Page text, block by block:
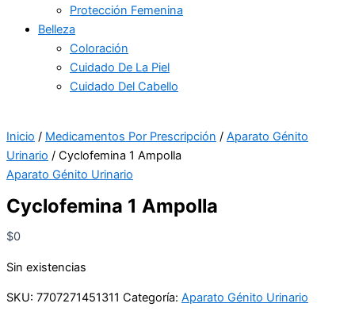
Protección Femenina
Belleza
Coloración
Cuidado De La Piel
Cuidado Del Cabello
Inicio / Medicamentos Por Prescripción / Aparato Génito
Urinario / Cyclofemina 1 Ampolla
Aparato Génito Urinario
Cyclofemina 1 Ampolla
$0
Sin existencias
SKU: 7707271451311 Categoría: Aparato Génito Urinario